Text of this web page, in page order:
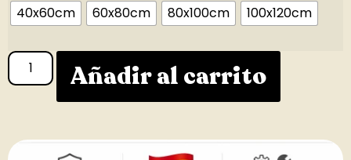
40x60cm 60x80cm 80x100cm 100x120cm
Añadir al carrito